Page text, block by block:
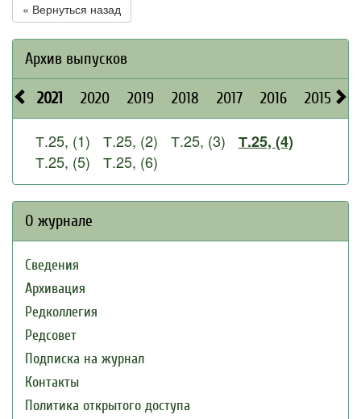
« Вернуться назад
Архив выпусков
2021 2020 2019 2018 2017 2016 2015
Т.25, (1) Т.25, (2) Т.25, (3)
Т.25, (4)
Т.25, (5)
Т.25, (6)
О журнале
Сведения
Архивация
Редколлегия
Редсовет
Подписка на журнал
Контакты
Политика открытого доступа